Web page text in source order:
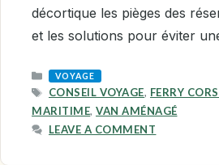
décortique les pièges des
et les solutions pour éviter
CATEGORIES
VOYAGE
TAGS
CONSEIL VOYAGE, FERRY
MARITIME, VAN AMÉNAGÉ
LEAVE A COMMENT